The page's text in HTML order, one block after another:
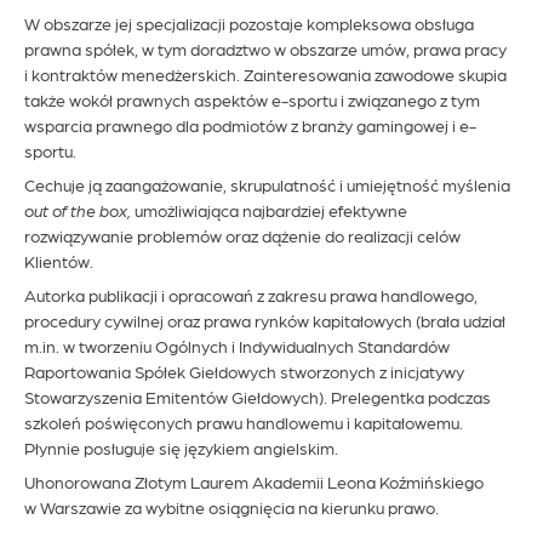
W obszarze jej specjalizacji pozostaje kompleksowa obsługa
prawna spółek, w tym doradztwo w obszarze umów, prawa pracy
i kontraktów menedżerskich. Zainteresowania zawodowe skupia
także wokół prawnych aspektów e-sportu i związanego z tym
wsparcia prawnego dla podmiotów z branży gamingowej i e-
sportu.
Cechuje ją zaangażowanie, skrupulatność i umiejętność myślenia
out of the box, umożliwiająca najbardziej efektywne
rozwiązywanie problemów oraz dążenie do realizacji celów
Klientów.
Autorka publikacji i opracowań z zakresu prawa handlowego,
procedury cywilnej oraz prawa rynków kapitałowych (brała udział
m.in. w tworzeniu Ogólnych i Indywidualnych Standardów
Raportowania Spółek Giełdowych stworzonych z inicjatywy
Stowarzyszenia Emitentów Giełdowych). Prelegentka podczas
szkoleń poświęconych prawu handlowemu i kapitałowemu.
Płynnie posługuje się językiem angielskim.
Uhonorowana Złotym Laurem Akademii Leona Koźmińskiego
w Warszawie za wybitne osiągnięcia na kierunku prawo.